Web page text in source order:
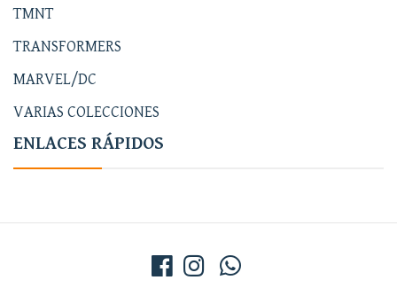
TMNT
TRANSFORMERS
MARVEL/DC
VARIAS COLECCIONES
ENLACES RÁPIDOS